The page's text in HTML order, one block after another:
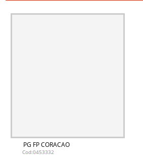
PG FP CORACAO
Cod:0453332